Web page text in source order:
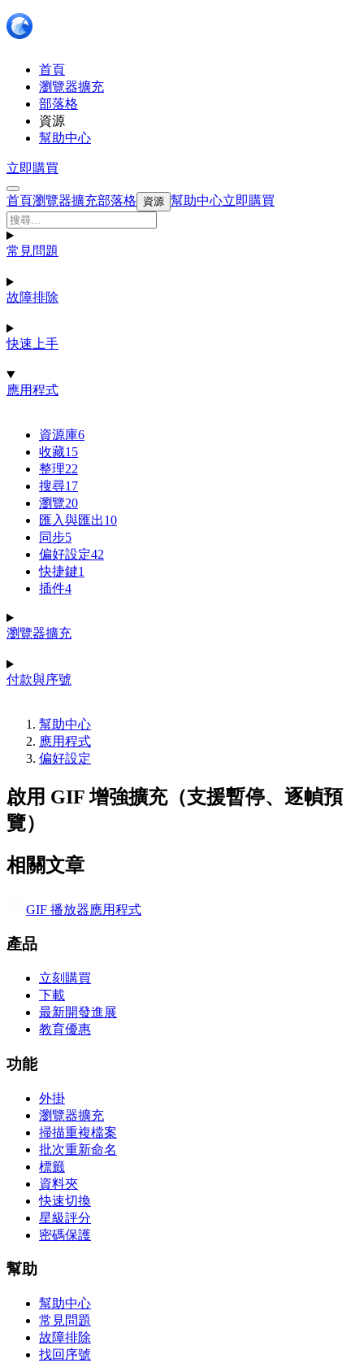
首頁
瀏覽器擴充
部落格
資源
幫助中心
立即購買
首頁瀏覽器擴充部落格 資源 幫助中心立即購買
常見問題
故障排除
快速上手
應用程式
資源庫6
收藏15
整理22
搜尋17
瀏覽20
匯入與匯出10
同步5
偏好設定42
快捷鍵1
插件4
瀏覽器擴充
付款與序號
幫助中心
應用程式
偏好設定
啟用 GIF 增強擴充（支援暫停、逐幀預
覽）
相關文章
GIF 播放器應用程式
產品
立刻購買
下載
最新開發進展
教育優惠
功能
外掛
瀏覽器擴充
掃描重複檔案
批次重新命名
標籤
資料夾
快速切換
星級評分
密碼保護
幫助
幫助中心
常見問題
故障排除
找回序號